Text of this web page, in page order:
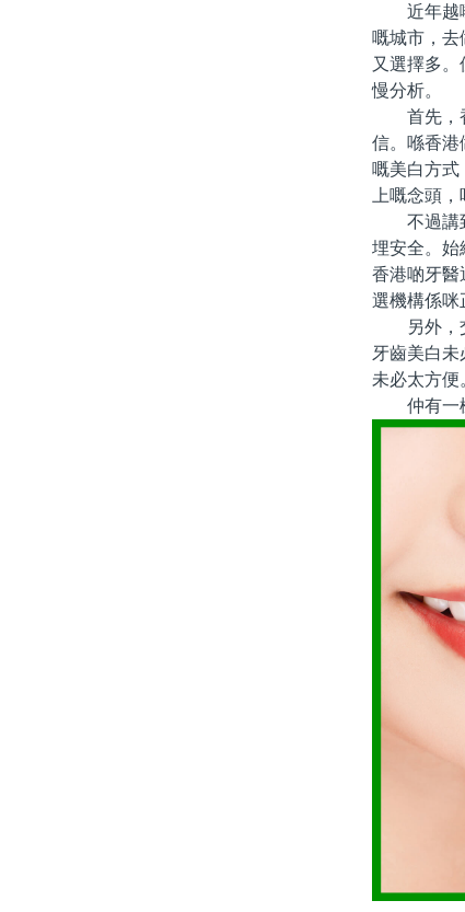
近年越嚟
嘅城市，
又選擇多
慢分析。
首先，香
信。喺香港
嘅美白方
上嘅念頭
不過講到
埋安全。始
香港啲牙醫
選機構係咪
另外，交
牙齒美白
未必太方便
仲有一樣